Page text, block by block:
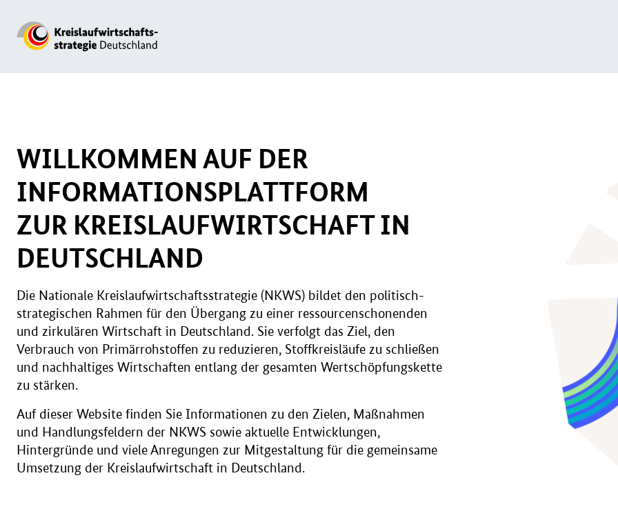
WILLKOMMEN AUF DER
INFORMATIONSPLATTFORM
ZUR KREISLAUFWIRTSCHAFT IN
DEUTSCHLAND
Die Nationale Kreislaufwirtschaftsstrategie (NKWS) bildet den politisch-
strategischen Rahmen für den Übergang zu einer ressourcenschonenden
und zirkulären Wirtschaft in Deutschland. Sie verfolgt das Ziel, den
Verbrauch von Primärrohstoffen zu reduzieren, Stoffkreisläufe zu schließen
und nachhaltiges Wirtschaften entlang der gesamten Wertschöpfungskette
zu stärken.
Auf dieser Website finden Sie Informationen zu den Zielen, Maßnahmen
und Handlungsfeldern der NKWS sowie aktuelle Entwicklungen,
Hintergründe und viele Anregungen zur Mitgestaltung für die gemeinsame
Umsetzung der Kreislaufwirtschaft in Deutschland.